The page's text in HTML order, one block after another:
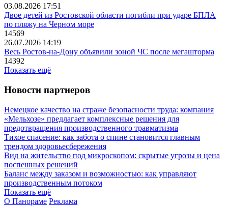
03.08.2026 17:51
Двое детей из Ростовской области погибли при ударе БПЛА
по пляжу на Черном море
14569
26.07.2026 14:19
Весь Ростов-на-Дону объявили зоной ЧС после мегашторма
14392
Показать ещё
Новости партнеров
Немецкое качество на страже безопасности труда: компания
«Мельхозе» предлагает комплексные решения для
предотвращения производственного травматизма
Тихое спасение: как забота о спине становится главным
трендом здоровьесбережения
Вид на жительство под микроскопом: скрытые угрозы и цена
поспешных решений
Баланс между заказом и возможностью: как управляют
производственным потоком
Показать ещё
О Панораме Реклама